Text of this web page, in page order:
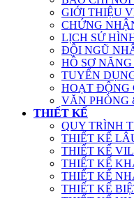
GIỚI THIỆU
CHỨNG
LỊCH SỬ
ĐỘI NGŨ
HỒ SƠ
TUYỂN
HOẠT ĐỘNG
VĂN PHÒNG
THIẾT KẾ
QUY TRÌNH
THIẾT KẾ
THIẾT KẾ
THIẾT KẾ
THIẾT KẾ
THIẾT KẾ